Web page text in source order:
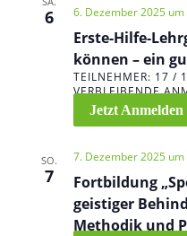
6 6. Dezember 2025 um
Erste-Hilfe-
können – ein
TEILNEHMER: 17 /
VERBLEIBENDE
Jetzt Anmelden
SO.
7
7. Dezember 2025 um
Fortbildung
geistiger
Methodik und